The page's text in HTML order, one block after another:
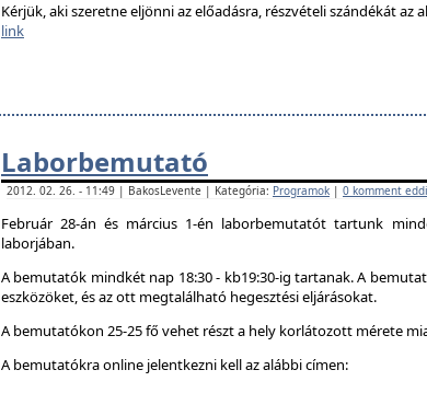
Kérjük, aki szeretne eljönni az előadásra, részvételi szándékát az
link
Laborbemutató
2012. 02. 26. - 11:49 | BakosLevente | Kategória: Programok | 0 komment
Február 28-án és március 1-én laborbemutatót tartunk
laborjában.
A bemutatók mindkét nap 18:30 - kb19:30-ig tartanak. A
eszközöket, és az ott megtalálható hegesztési eljárásokat.
A bemutatókon 25-25 fő vehet részt a hely korlátozott mérete
A bemutatókra online jelentkezni kell az alábbi címen: